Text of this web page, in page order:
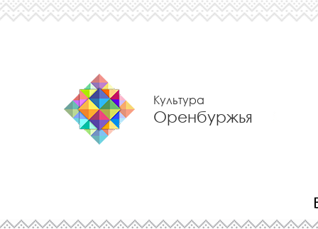
Культура
Оренбуржья